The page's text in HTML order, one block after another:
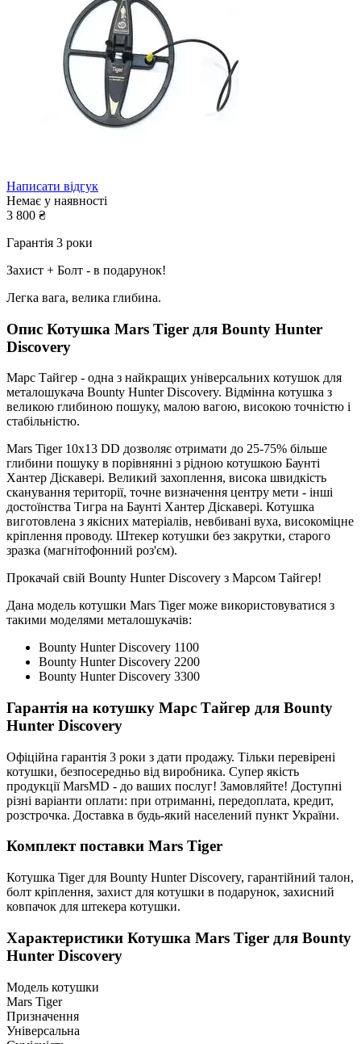
Написати відгук
Немає у наявності
3 800 ₴
Гарантія 3 роки
Захист + Болт - в подарунок!
Легка вага, велика глибина.
Опис Котушка Mars Tiger для Bounty Hunter
Discovery
Марс Тайгер - одна з найкращих універсальних котушок для
металошукача Bounty Hunter Discovery. Відмінна котушка з
великою глибиною пошуку, малою вагою, високою точністю і
стабільністю.
Mars Tiger 10x13 DD дозволяє отримати до 25-75% більше
глибини пошуку в порівнянні з рідною котушкою Баунті
Хантер Діскавері. Великий захоплення, висока швидкість
сканування території, точне визначення центру мети - інші
достоїнства Тигра на Баунті Хантер Діскавері. Котушка
виготовлена з якісних матеріалів, невбивані вуха, високоміцне
кріплення проводу. Штекер котушки без закрутки, старого
зразка (магнітофонний роз'єм).
Прокачай свій Bounty Hunter Discovery з Марсом Тайгер!
Дана модель котушки Mars Tiger може використовуватися з
такими моделями металошукачів:
Bounty Hunter Discovery 1100
Bounty Hunter Discovery 2200
Bounty Hunter Discovery 3300
Гарантія на котушку Марс Тайгер для Bounty
Hunter Discovery
Офіційна гарантія 3 роки з дати продажу. Тільки перевірені
котушки, безпосередньо від виробника. Супер якість
продукції MarsMD - до ваших послуг! Замовляйте! Доступні
різні варіанти оплати: при отриманні, передоплата, кредит,
розстрочка. Доставка в будь-який населений пункт України.
Комплект поставки Mars Tiger
Котушка Tiger для Bounty Hunter Discovery, гарантійний талон,
болт кріплення, захист для котушки в подарунок, захисний
ковпачок для штекера котушки.
Характеристики Котушка Mars Tiger для Bounty
Hunter Discovery
Модель котушки
Mars Tiger
Призначення
Універсальна